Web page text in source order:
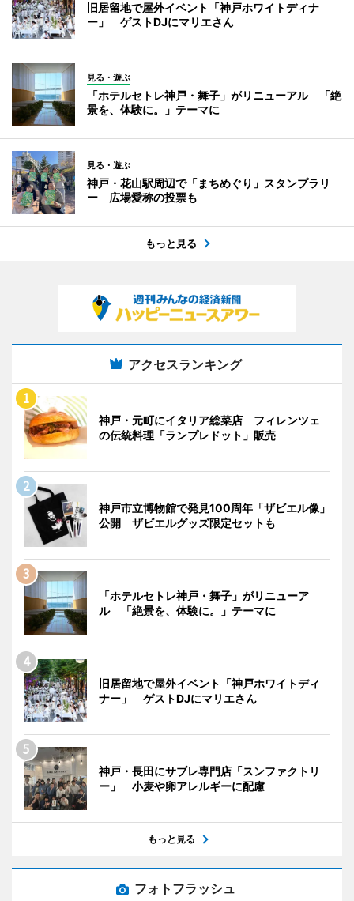
旧居留地で屋外イベント「神戸ホワイトディナ
ー」 ゲストDJにマリエさん
見る・遊ぶ
「ホテルセトレ神戸・舞子」がリニューアル 「絶
景を、体験に。」テーマに
見る・遊ぶ
神戸・花山駅周辺で「まちめぐり」スタンプラリ
ー 広場愛称の投票も
もっと見る
アクセスランキング
神戸・元町にイタリア総菜店 フィレンツェ
の伝統料理「ランプレドット」販売
神戸市立博物館で発見100周年「ザビエル像」
公開 ザビエルグッズ限定セットも
「ホテルセトレ神戸・舞子」がリニューア
ル 「絶景を、体験に。」テーマに
旧居留地で屋外イベント「神戸ホワイトディ
ナー」 ゲストDJにマリエさん
神戸・長田にサブレ専門店「スンファクトリ
ー」 小麦や卵アレルギーに配慮
もっと見る
フォトフラッシュ